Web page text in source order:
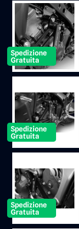
Spedizione
Gratuita
Spedizione
Gratuita
Spedizione
Gratuita